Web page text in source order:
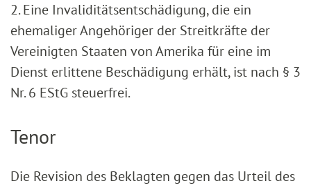
2. Eine Invaliditätsentschädigung, die ein
ehemaliger Angehöriger der Streitkräfte der
Vereinigten Staaten von Amerika für eine im
Dienst erlittene Beschädigung erhält, ist nach § 3
Nr. 6 EStG steuerfrei.
Tenor
Die Revision des Beklagten gegen das Urteil des